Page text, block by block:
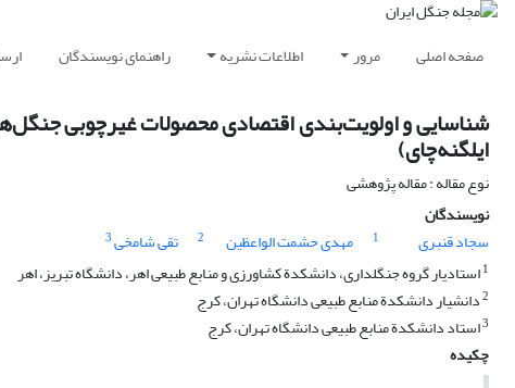
صفحه اصلی مرور اطلاعات نشریه راهنمای نویسندگان
شناسایی و اولویت‌بندی اقتصادی محصولات غیرچوبی
ایلگنه‌چای)
نوع مقاله : مقاله پژوهشی
نویسندگان
سجاد قنبری
1 مهدی حشمت الواعظین 2 تقی شامخی3
1استادیار گروه جنگلداری، دانشکدة کشاورزی و منابع طبیعی اهر، دانشگاه تبریز، اهر
2دانشیار دانشکدة منابع طبیعی دانشگاه تهران، کرج
3استاد دانشکدة منابع طبیعی دانشگاه تهران، کرج
چکیده